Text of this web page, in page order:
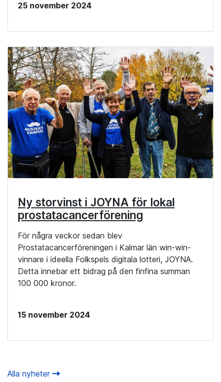
25 november 2024
Ny storvinst i JOYNA för lokal
prostatacancerförening
För några veckor sedan blev
Prostatacancerföreningen i Kalmar län win-win-
vinnare i ideella Folkspels digitala lotteri, JOYNA.
Detta innebar ett bidrag på den finfina summan
100 000 kronor.
15 november 2024
Alla nyheter